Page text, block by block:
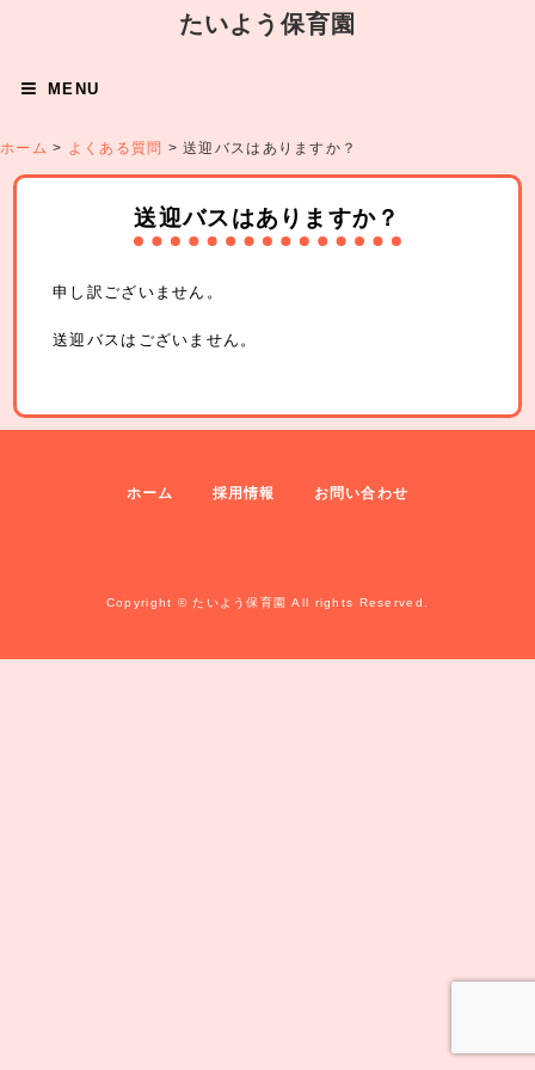
たいよう保育園
MENU
ホーム > よくある質問 >送迎バスはありますか？
送迎バスはありますか？
申し訳ございません。
送迎バスはございません。
ホーム 採用情報 お問い合わせ
Copyright © たいよう保育園 All rights Reserved.